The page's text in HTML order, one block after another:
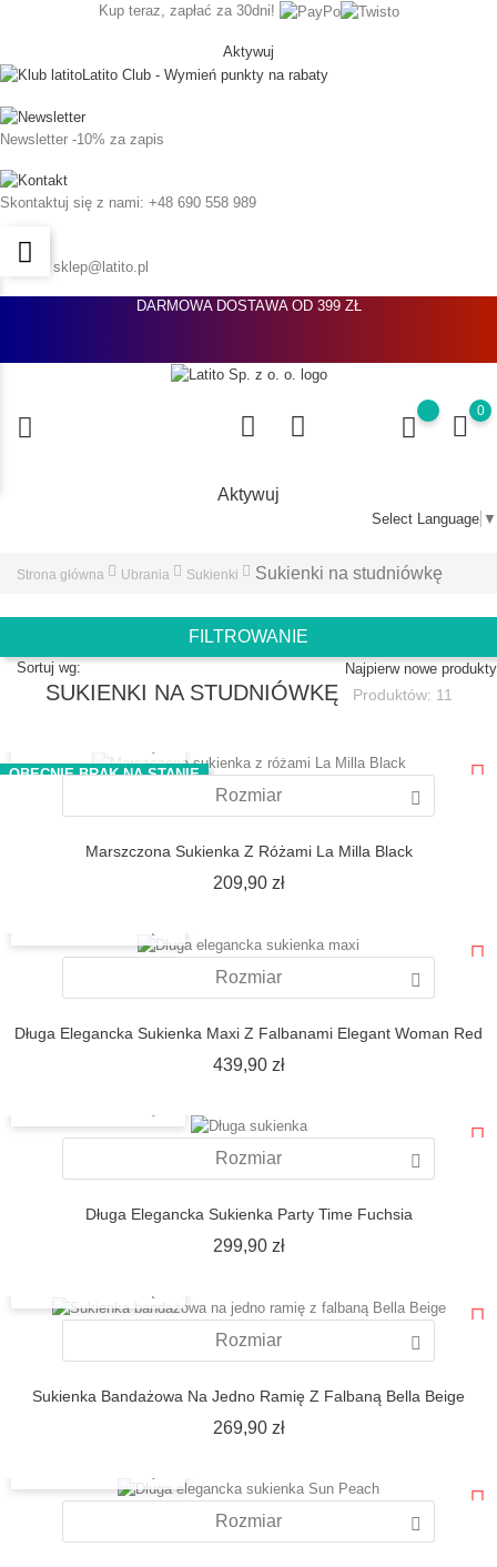
Kup teraz, zapłać za 30dni!
Aktywuj
Latito Club - Wymień punkty na rabaty
Newsletter -10% za zapis
Skontaktuj się z nami: +48 690 558 989
Napisz: sklep@latito.pl
DARMOWA DOSTAWA OD 399 ZŁ
0
Aktywuj
Select Language ▼
Strona główna Ubrania Sukienki Sukienki na studniówkę
SUKIENKI NA STUDNIÓWKĘ Produktów: 11
FILTROWANIE
Sortuj wg: Najpierw nowe produkty
OBECNIE BRAK NA STANIE
Rozmiar
Marszczona Sukienka Z Różami La Milla Black
209,90 złCena
Rozmiar
Długa Elegancka Sukienka Maxi Z Falbanami Elegant Woman Red
439,90 złCena
Rozmiar
Długa Elegancka Sukienka Party Time Fuchsia
299,90 złCena
Rozmiar
Sukienka Bandażowa Na Jedno Ramię Z Falbaną Bella Beige
269,90 złCena
Rozmiar